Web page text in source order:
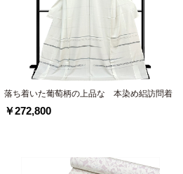
落ち着いた葡萄柄の上品な 本染め絽訪問着
￥272,800